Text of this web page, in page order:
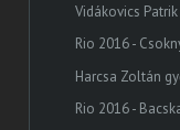
Vidákovics
Rio 2016 -
Harcsa Zoltán
Rio 2016 -